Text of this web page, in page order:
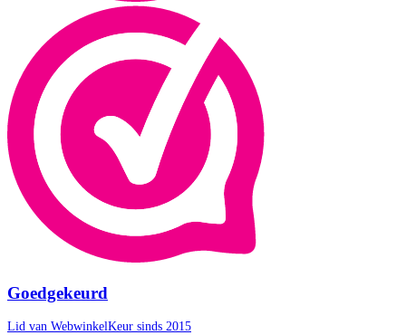
Goedgekeurd
Lid van WebwinkelKeur sinds 2015